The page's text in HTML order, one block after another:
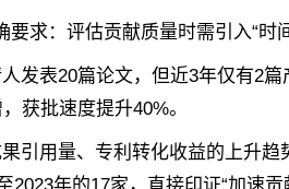
：评估贡献质量时需引入‌“时间
表20篇论文，但近3年仅有2篇
获批速度提升40%。
用量、专利转化收益的上升趋